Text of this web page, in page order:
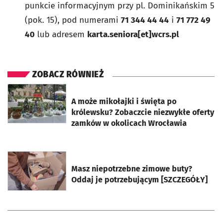
punkcie informacyjnym przy pl. Dominikańskim 5
(pok. 15), pod numerami 71 344 44 44 i 71 772 49
40 lub adresem karta.seniora[et]wcrs.pl
ZOBACZ RÓWNIEŻ
A może mikołajki i święta po
królewsku? Zobaczcie niezwykłe oferty
zamków w okolicach Wrocławia
otworzy się w nowej karcie
Masz niepotrzebne zimowe buty?
Oddaj je potrzebującym [SZCZEGÓŁY]
otworzy się w nowej karcie